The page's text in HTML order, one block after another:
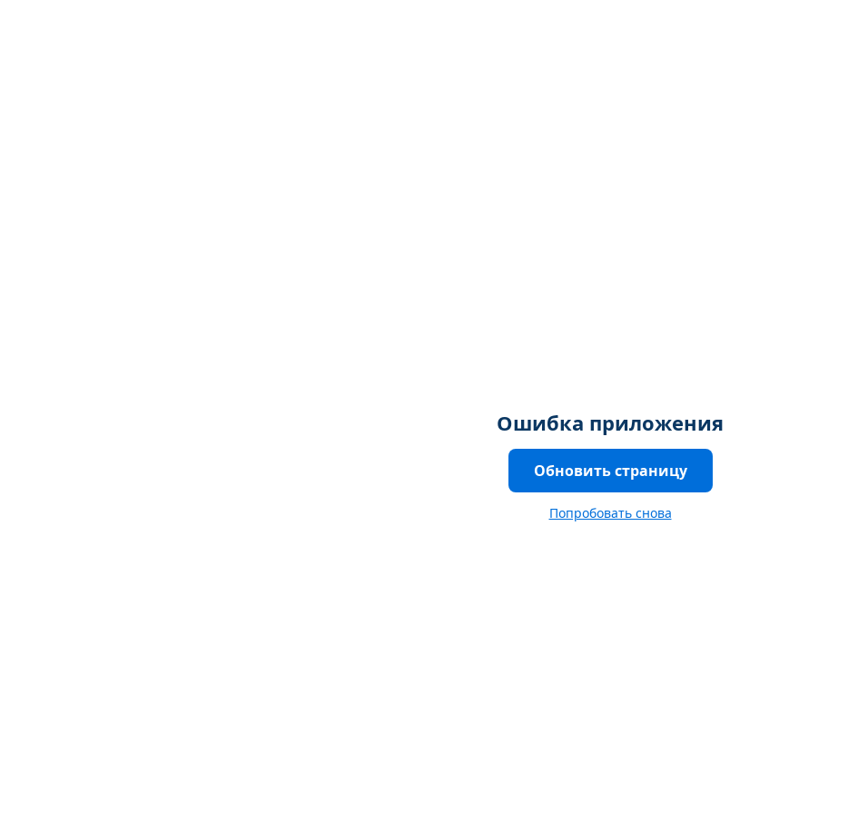
Ошибка приложения
Обновить страницу
Попробовать снова